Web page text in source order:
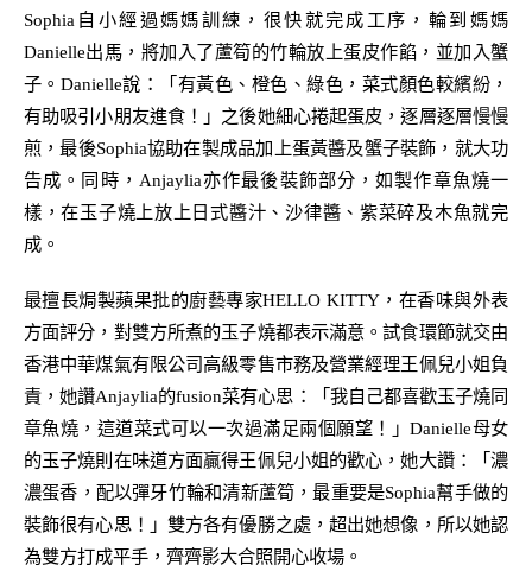
Sophia 自小經過媽媽訓練，很快就完成工序，輪到媽媽
Danielle出馬，將加入了蘆筍的竹輪放上蛋皮作餡，並加入蟹
子。 Danielle說：「有黃色、橙色、綠色，菜式顏色較繽紛，
有助吸引小朋友進食！」之後她細心捲起蛋皮，逐層逐層慢慢
煎，最後Sophia協助在製成品加上蛋黃醬及蟹子裝飾，就大功
告成。同時， Anjaylia亦作最後裝飾部分，如製作章魚燒一
樣，在玉子燒上放上日式醬汁、沙律醬、紫菜碎及木魚就完
成。
最擅長焗製蘋果批的廚藝專家HELLO KITTY，在香味與外表
方面評分，對雙方所煮的玉子燒都表示滿意。試食環節就交由
香港中華煤氣有限公司高級零售市務及營業經理王佩兒小姐負
責，她讚Anjaylia的fusion菜有心思：「我自己都喜歡玉子燒同
章魚燒 ，這道菜式可以一次過滿足兩個願望！」Danielle母女
的玉子燒則在味道方面贏得王佩兒小姐的歡心，她大讚：「濃
濃蛋香， 配以彈牙竹輪和清新蘆筍，最重要是Sophia幫手做的
裝飾很有心思！」雙方各有優勝之處，超出她想像，所以她認
為雙方打成平手，齊齊影大合照開心收場。